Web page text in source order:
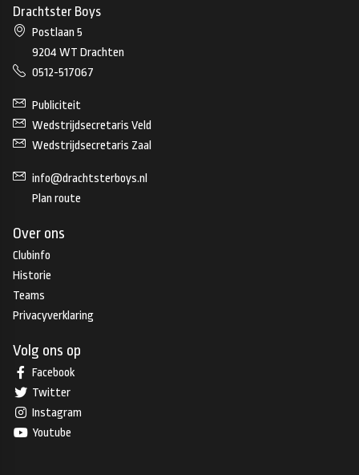
Drachtster Boys
Postlaan 5
9204 WT Drachten
0512-517067
Publiciteit
Wedstrijdsecretaris Veld
Wedstrijdsecretaris Zaal
info@drachtsterboys.nl
Plan route
Over ons
Clubinfo
Historie
Teams
Privacyverklaring
Volg ons op
Facebook
Twitter
Instagram
Youtube